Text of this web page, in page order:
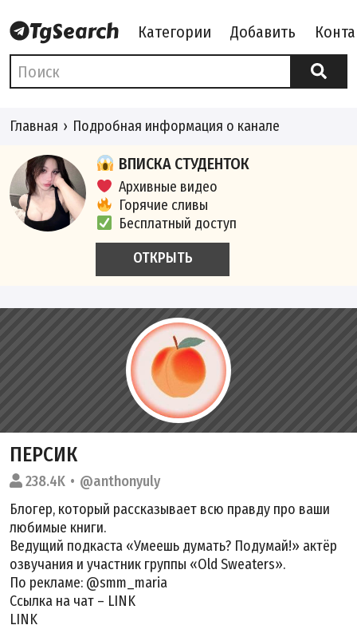
Категории Добавить
Главная Подробная информация о канале
ВПИСКА СТУДЕНТОК
Архивные видео
Горячие сливы
Бесплатный доступ
ОТКРЫТЬ
ПЕРСИК
238.4K
@anthonyuly
Блогер, который рассказывает всю правду про ваши
любимые книги.
Ведущий подкаста «Умеешь думать? Подумай!» актёр
озвучания и участник группы «Old Sweaters».
По рекламе: @smm_maria
Ссылка на чат – LINK
LINK